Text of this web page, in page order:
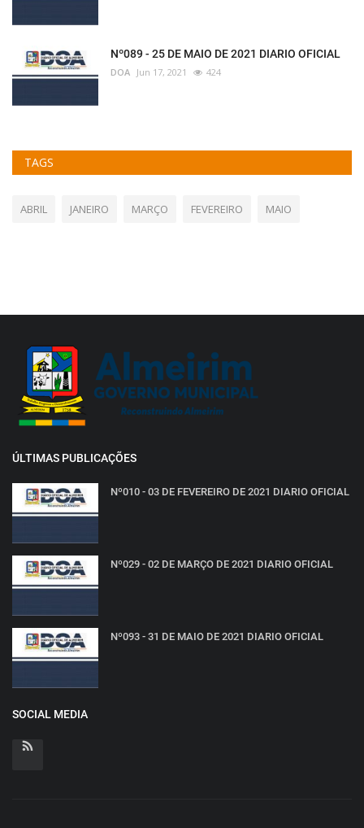
Nº089 - 25 DE MAIO DE 2021 DIARIO OFICIAL
DOA Jun 17, 2021 424
TAGS
ABRIL JANEIRO MARÇO FEVEREIRO MAIO
ÚLTIMAS PUBLICAÇÕES
Nº010 - 03 DE FEVEREIRO DE 2021 DIARIO OFICIAL
Nº029 - 02 DE MARÇO DE 2021 DIARIO OFICIAL
Nº093 - 31 DE MAIO DE 2021 DIARIO OFICIAL
SOCIAL MEDIA